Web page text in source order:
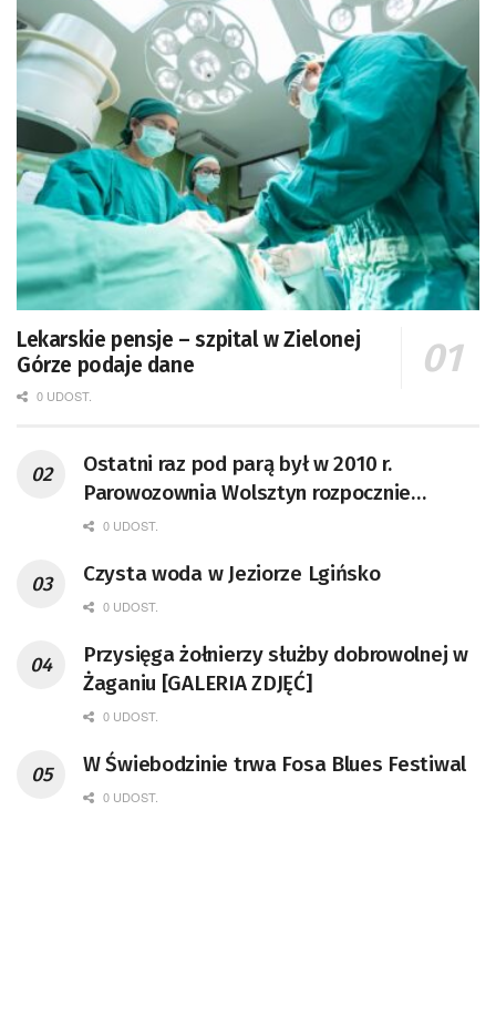
Lekarskie pensje – szpital w Zielonej
Górze podaje dane
0 UDOST.
Ostatni raz pod parą był w 2010 r.
Parowozownia Wolsztyn rozpocznie
remont unikatowego Tr5-65
0 UDOST.
Czysta woda w Jeziorze Lgińsko
0 UDOST.
Przysięga żołnierzy służby dobrowolnej w
Żaganiu [GALERIA ZDJĘĆ]
0 UDOST.
W Świebodzinie trwa Fosa Blues Festiwal
0 UDOST.